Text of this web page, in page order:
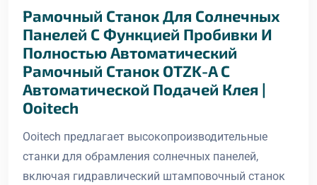
Рамочный Станок Для Солнечных
Панелей С Функцией Пробивки И
Полностью Автоматический
Рамочный Станок OTZK-A С
Автоматической Подачей Клея |
Ooitech
Ooitech предлагает высокопроизводительные
станки для обрамления солнечных панелей,
включая гидравлический штамповочный станок